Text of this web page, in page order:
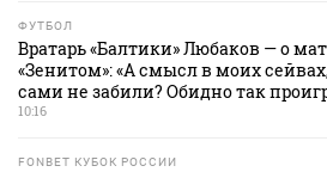
ФУТБОЛ
Вратарь «Балтики» Любаков — о
«Зенитом»: «А смысл в моих
сами не забили? Обидно так
10:16
FONBET КУБОК РОССИИ